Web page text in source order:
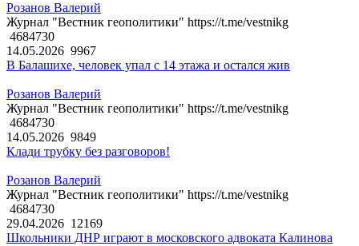
Розанов Валерий
Журнал "Вестник геополитики" https://t.me/vestnikg
4684730
14.05.2026 9967
В Балашихе, человек упал с 14 этажа и остался жив
Розанов Валерий
Журнал "Вестник геополитики" https://t.me/vestnikg
4684730
14.05.2026 9849
Клади трубку без разговоров!
Розанов Валерий
Журнал "Вестник геополитики" https://t.me/vestnikg
4684730
29.04.2026 12169
Школьники ДНР играют в московского адвоката Калинова